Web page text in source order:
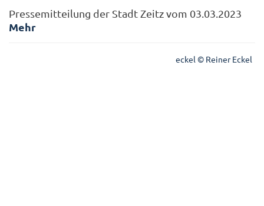
Pressemitteilung der Stadt Zeitz vom 03.03.2023
Mehr
eckel © Reiner Eckel